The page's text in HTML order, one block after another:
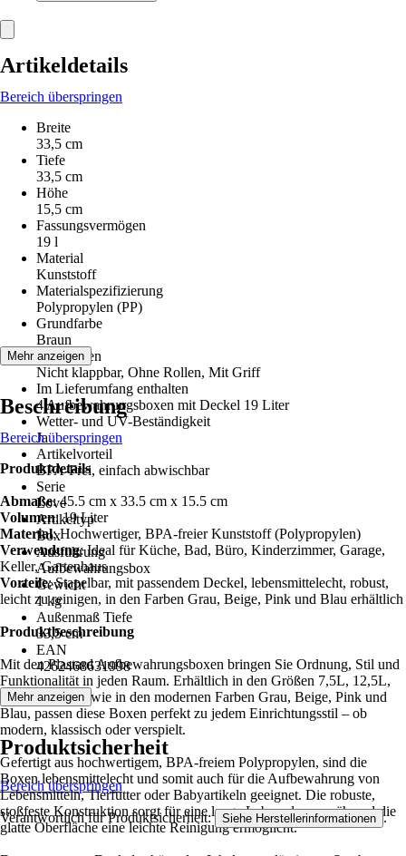
Artikeldetails
Bereich überspringen
Breite
33,5 cm
Tiefe
33,5 cm
Höhe
15,5 cm
Fassungsvermögen
19 l
Material
Kunststoff
Materialspezifizierung
Polypropylen (PP)
Grundfarbe
Braun
Funktionen
Nicht klappbar, Ohne Rollen, Mit Griff
Im Lieferumfang enthalten
4 Aufbewahrungsboxen mit Deckel 19 Liter
Wetter- und UV-Beständigkeit
Ja
Artikelvorteil
BPA-Frei, einfach abwischbar
Serie
Love
Artikeltyp
Box
Ausführung
Aufbewahrungsbox
Gewicht
1 kg
Außenmaß Tiefe
33,5 cm
EAN
4262468631998
Mehr anzeigen
Beschreibung
Bereich überspringen
Produktdetails
Abmaße: 45.5 cm x 33.5 cm x 15.5 cm
Volumen: 19 Liter
Material: Hochwertiger, BPA-freier Kunststoff (Polypropylen)
Verwendung: Ideal für Küche, Bad, Büro, Kinderzimmer, Garage,
Keller, Gartenhaus
Vorteile: Stapelbar, mit passendem Deckel, lebensmittelecht, robust,
leicht zu reinigen, in den Farben Grau, Beige, Pink und Blau erhältlich
Produktbeschreibung
Mit den Plastard Aufbewahrungsboxen bringen Sie Ordnung, Stil und
Funktionalität in jeden Raum. Erhältlich in den Größen 7,5L, 12,5L,
19L und 31L sowie in den modernen Farben Grau, Beige, Pink und
Blau, passen diese Boxen perfekt zu jedem Einrichtungsstil – ob
modern, klassisch oder verspielt.
Gefertigt aus hochwertigem, BPA-freiem Polypropylen, sind die
Boxen lebensmittelecht und somit auch für die Aufbewahrung von
Lebensmitteln, Tierfutter oder Babyartikeln geeignet. Die robuste,
stoßfeste Konstruktion sorgt für eine lange Lebensdauer, während die
glatte Oberfläche eine leichte Reinigung ermöglicht.
Mehr anzeigen
Produktsicherheit
Bereich überspringen
Verantwortlich für Produktsicherheit: Siehe Herstellerinformationen .